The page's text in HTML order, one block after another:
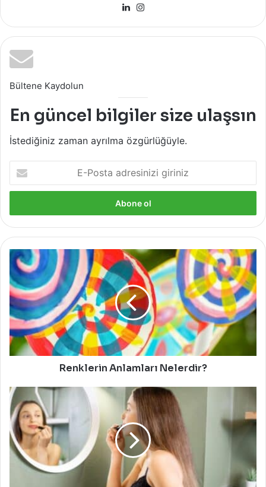
LinkedIn
Bültene Kaydolun
En güncel bilgiler size ulaşsın
İstediğiniz zaman ayrılma özgürlüğüyle.
Posta
adresinizi
Renklerin
Anlamları
Nelerdir?
Renklerin Anlamları Nelerdir?
En
Sık
Yapılan
Makyaj
Hataları